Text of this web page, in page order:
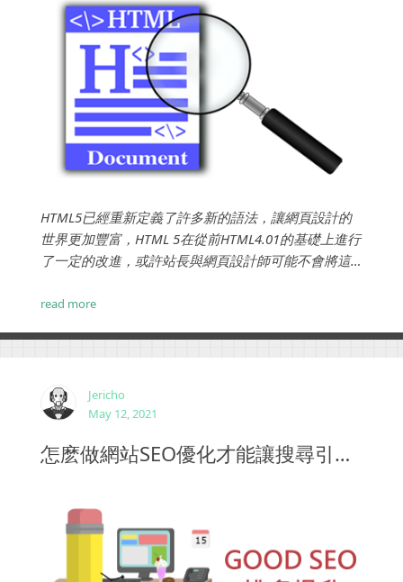
HTML5已經重新定義了許多新的語法，讓網頁設計的
世界更加豐富，HTML 5在從前HTML4.01的基礎上進行
了一定的改進，或許站長與網頁設計師可能不會將這
開發技術人員是必須要有基本了解...
read more
Jericho
May 12, 2021
怎麽做網站SEO優化才能讓搜尋引擎排名提升